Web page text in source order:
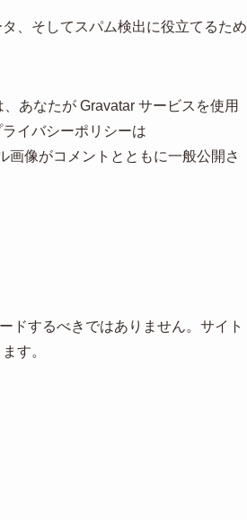
、そしてスパム検出に役立てるため
あなたが Gravatar サービスを使用
イバシーポリシーは
画像がコメントとともに一般公開さ
ドするべきではありません。サイト
す。